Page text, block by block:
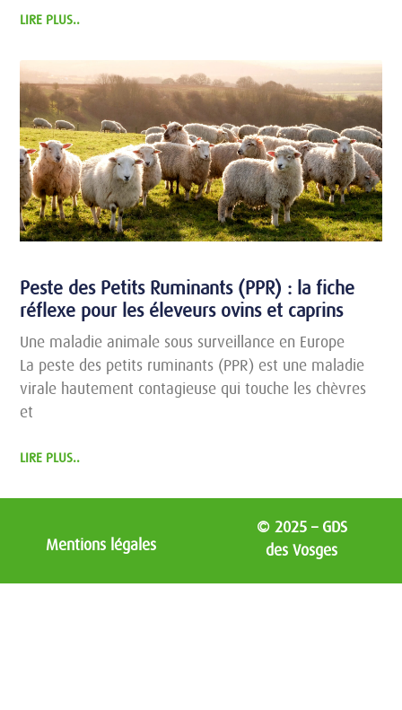
LIRE PLUS..
Peste des Petits Ruminants (PPR) : la fiche
réflexe pour les éleveurs ovins et caprins
Une maladie animale sous surveillance en Europe
La peste des petits ruminants (PPR) est une maladie
virale hautement contagieuse qui touche les chèvres
et
LIRE PLUS..
Mentions légales
© 2025 – GDS
des Vosges